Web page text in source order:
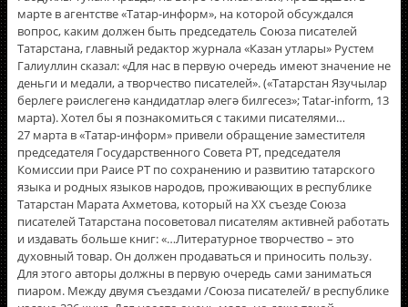
марте в агентстве «Татар-информ», на которой обсуждался
вопрос, каким должен быть председатель Союза писателей
Татарстана, главный редактор журнала «Казан утлары» Рустем
Галиуллин сказал: «Для нас в первую очередь имеют значение не
деньги и медали, а творчество писателей». («Татарстан Язучылар
берлеге рәислегенә кандидатлар әлегә билгесез»; Tatar-inform, 13
марта). Хотел бы я познакомиться с такими писателями…
27 марта в «Татар-информ» привели обращение заместителя
председателя Государственного Совета РТ, председателя
Комиссии при Раисе РТ по сохранению и развитию татарского
языка и родных языков народов, проживающих в республике
Татарстан Марата Ахметова, который на ХХ съезде Союза
писателей Татарстана посоветовал писателям активней работать
и издавать больше книг: «…Литературное творчество – это
духовный товар. Он должен продаваться и приносить пользу.
Для этого авторы должны в первую очередь сами заниматься
пиаром. Между двумя съездами /Союза писателей/ в республике